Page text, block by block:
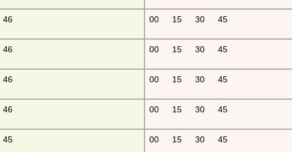
46 00 15 30 45
46 00 15 30 45
46 00 15 30 45
46 00 15 30 45
45 00 15 30 45